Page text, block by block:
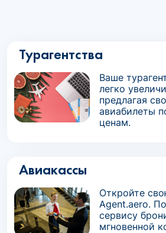
Турагентства
Ваше
легко
предлагая
авиабилеты
ценам.
Авиакассы
Откройте
Agent.aero.
сервису
мгновенной